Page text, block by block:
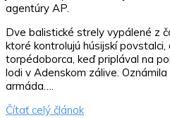
agentúry AP.
Dve balistické strely vypálené z
ktoré kontrolujú húsijskí
torpédoborca, keď priplával na
lodi v Adenskom zálive.
armáda….
Čítať celý článok